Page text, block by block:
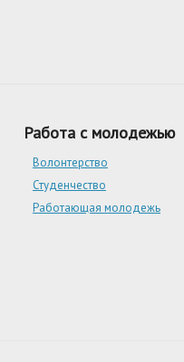
Работа с молодежью
Волонтерство
Студенчество
Работающая молодежь